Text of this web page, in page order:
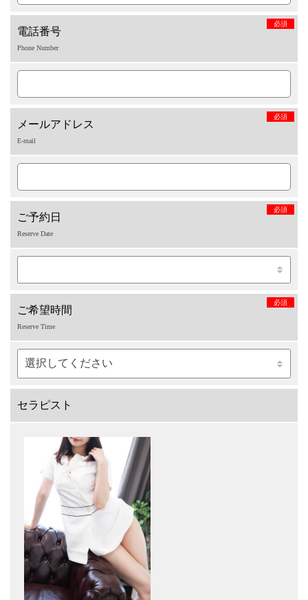
電話番号
必須
Phone Number
メールアドレス
必須
E-mail
ご予約日
必須
Reserve Date
ご希望時間
必須
Reserve Time
セラピスト